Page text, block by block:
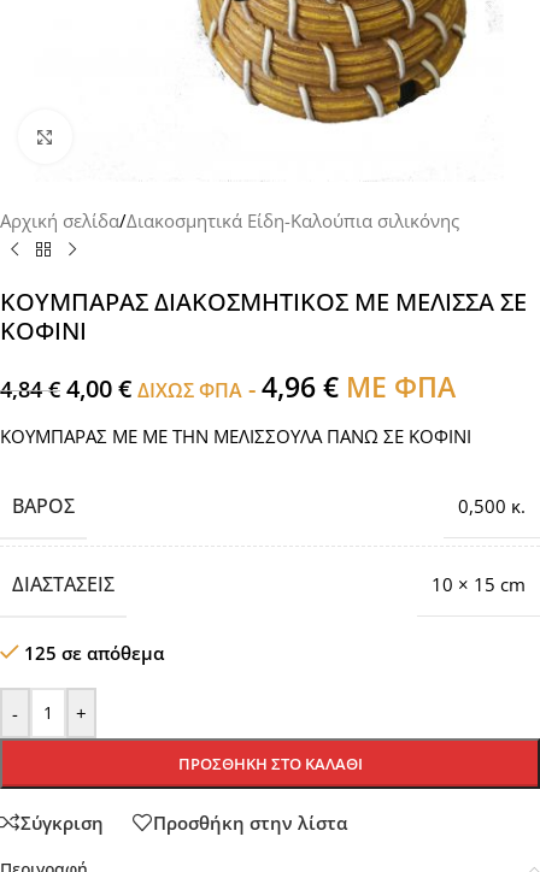
Αρχική σελίδα/Διακοσμητικά Είδη-Καλούπια σιλικόνης
ΚΟΥΜΠΑΡΑΣ ΔΙΑΚΟΣΜΗΤΙΚΟΣ ΜΕ ΜΕΛΙΣΣΑ ΣΕ
ΚΟΦΙΝΙ
4,84€ 4,00€ ΔΙΧΩΣ ΦΠΑ -4,96€ ΜΕ ΦΠΑ
ΚΟΥΜΠΑΡΑΣ ΜΕ ΜΕ ΤΗΝ ΜΕΛΙΣΣΟΥΛΑ ΠΑΝΩ ΣΕ ΚΟΦΙΝΙ
ΒΆΡΟΣ 0,500 κ.
ΔΙΑΣΤΆΣΕΙΣ 10 × 15 cm
125 σε απόθεμα
- +
ΠΡΟΣΘΉΚΗ ΣΤΟ ΚΑΛΆΘΙ
Σύγκριση Προσθήκη στην λίστα